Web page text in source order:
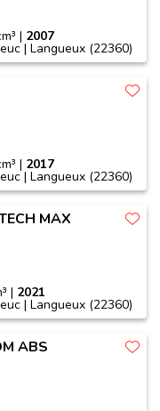
| 2007
| Langueux (22360)
| 2017
| Langueux (22360)
MAX
| 2021
| Langueux (22360)
ABS